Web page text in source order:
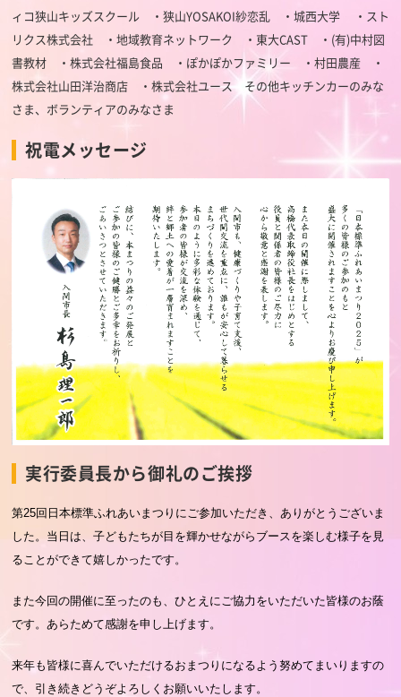
ィコ狭山キッズスクール ・狭山YOSAKOI紗恋乱 ・城西大学 ・スト
リクス株式会社 ・地域教育ネットワーク ・東大CAST ・(有)中村図
書教材 ・株式会社福島食品 ・ぽかぽかファミリー ・村田農産
・
株式会社山田洋治商店
・株式会社ユース その他キッチンカーのみな
さま、ボランティアのみなさま
祝電メッセージ
実行委員長から御礼のご挨拶
第25回日本標準ふれあいまつりにご参加いただき、ありがとうございま
した。当日は、子どもたちが目を輝かせながらブースを楽しむ様子を見
ることができて嬉しかったです。
また今回の開催に至ったのも、ひとえにご協力をいただいた皆様のお蔭
です。あらためて感謝を申し上げます。
来年も皆様に喜んでいただけるおまつりになるよう努めてまいりますの
で、引き続きどうぞよろしくお願いいたします。